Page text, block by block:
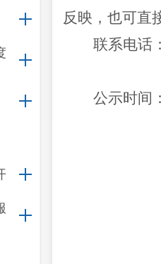
反映，也可直
联系电话
公示时间